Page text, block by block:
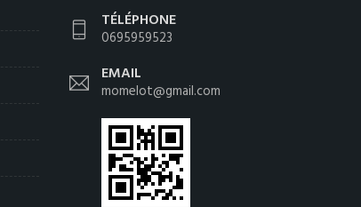
TÉLÉPHONE
0695959523
EMAIL
momelot@gmail.com